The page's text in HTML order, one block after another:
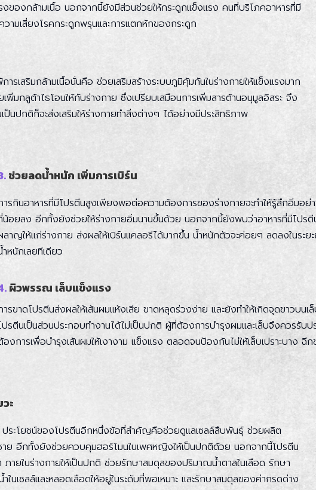
งของกล้ามเนื้อ นอกจากนี้ยังมีส่วนช่วยให้กระดูกแข็งแรง คนที่บริโภคอาหารที่มี
มเสี่ยงโรคกระดูกพรุนและการแตกหักของกระดูก
รเสริมกล้ามเนื้อนั่นคือ ช่วยเสริมสร้างระบบภูมิคุ้มกันในร่างกายให้แข็งแรงมาก
พิ่มกลูต้าไธโอนให้กับร่างกาย ซึ่งเปรียบเสมือนการเพิ่มสารต้านอนุมูลอิสระ จึง
ป็นปกติก็จะส่งเสริมให้ร่างกายทำสิ่งต่างๆ ได้อย่างมีประสิทธิภาพ
ช่วยลดน้ำหนัก เพิ่มการเบิร์น
ารกินอาหารที่มีโปรตีนสูงเพียงพอต่อความต้องการของร่างกายจะทำให้รู้สึกอิ่มอย่
น้อยลง อีกทั้งยังช่วยให้ร่างกายอิ่มนานขึ้นด้วย นอกจากนี้ยังพบว่าอาหารที่มีโปรตี
ลาญให้แก่ร่างกาย ส่งผลให้เบิร์นแคลอรีได้มากขึ้น น้ำหนักตัวจะค่อยๆ ลดลงในระย
ำหนักเลยทีเดียว
ผิวพรรณ เล็บแข็งแรง
ารขาดโปรตีนส่งผลให้เส้นผมแห้งเสีย ขาดหลุดร่วงง่าย และยังทำให้เกิดจุดขาวบนเ
ปรตีนเป็นส่วนประกอบทำงานได้ไม่เป็นปกติ ผู้ที่ต้องการบำรุงผมและเล็บจึงควรรับ
องการเพื่อบำรุงเส้นผมให้เงางาม แข็งแรง ตลอดจนป้องกันไม่ให้เล็บเปราะบาง ฉีก
ะ
ระโยชน์ของโปรตีนอีกหนึ่งข้อที่สำคัญคือช่วยดูแลเซลล์สืบพันธุ์ ช่วยผลิต
ชาย อีกทั้งยังช่วยควบคุมฮอร์โมนในเพศหญิงให้เป็นปกติด้วย นอกจากนี้โปรตีน
ายในร่างกายให้เป็นปกติ ช่วยรักษาสมดุลของปริมาณน้ำตาลในเลือด รักษา
นเซลล์และหลอดเลือดให้อยู่ในระดับที่พอเหมาะ และรักษาสมดุลของค่ากรดด่าง